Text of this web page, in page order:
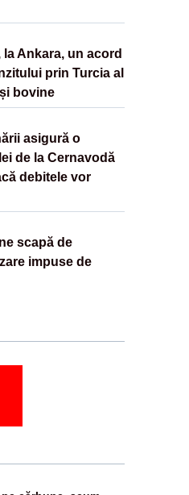
Ankara, un acord
prin Turcia al
bovine
asigură o
de la Cernavodă
debitele vor
scapă de
impuse de